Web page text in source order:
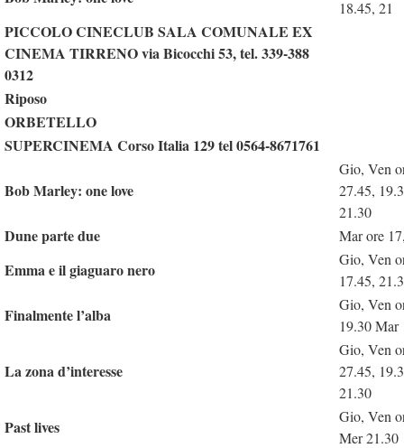
18.45, 21
PICCOLO CINECLUB SALA COMUNALE EX
CINEMA TIRRENO via Bicocchi 53, tel. 339-388
0312
Riposo
ORBETELLO
SUPERCINEMA Corso Italia 129 tel 0564-8671761
Bob Marley: one love
Gio, Ven
27.45,
21.30
Dune parte due Mar ore
Emma e il giaguaro nero
Gio, Ven
17.45,
Finalmente l’alba
Gio, Ven
19.30 Mar
La zona d’interesse
Gio, Ven
27.45,
21.30
Past lives
Gio, Ven
Mer 21.30